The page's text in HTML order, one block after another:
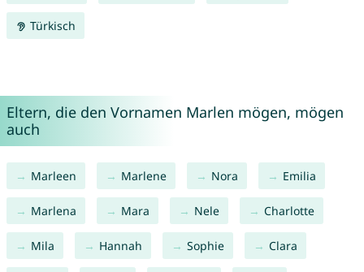
Türkisch
Eltern, die den Vornamen Marlen mögen, mögen
auch
Marleen Marlene Nora Emilia
Marlena Mara Nele Charlotte
Mila Hannah Sophie Clara